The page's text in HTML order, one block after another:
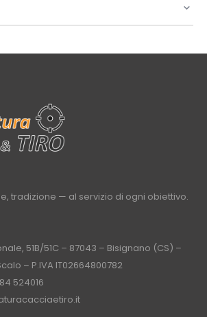
tradizione — al servizio di ogni obiettivo.
51B/51C – 87043 – Bisignano (CS) –
– P.IVA IT02664800782
524016